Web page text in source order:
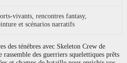
vivants, rencontres fantasy,
et scénarios narratifs
des ténèbres avec Skeleton Crew de
des guerriers squelettiques prêts